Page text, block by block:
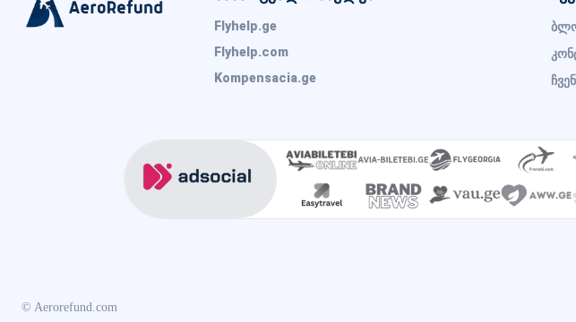
Flyhelp.ge
Flyhelp.com
Kompensacia.ge
© Aerorefund.com